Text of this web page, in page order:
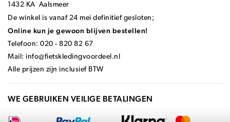
1432 KA Aalsmeer
De winkel is vanaf 24 mei definitief gesloten;
Online kun je gewoon blijven bestellen!
Telefoon: 020 - 820 82 67
Mail: info@fietskledingvoordeel.nl
Alle prijzen zijn inclusief BTW
WE GEBRUIKEN VEILIGE BETALINGEN